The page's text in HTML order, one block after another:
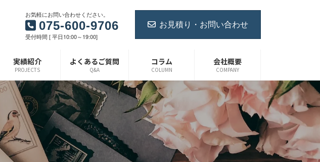
お気軽にお問い合わせください。
075-600-9706
受付時間 [ 平日10:00～19:00]
お見積り・お問い合わせ
実績紹介
PROJECTS
よくあるご質問
Q&A
コラム
COLUMN
会社概要
COMPANY